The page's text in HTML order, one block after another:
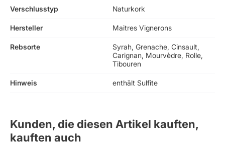
Verschlusstyp Naturkork
Hersteller Maitres Vignerons
Rebsorte
Syrah, Grenache, Cinsault,
Carignan, Mourvèdre, Rolle,
Tibouren
Hinweis enthält Sulfite
Kunden, die diesen Artikel kauften,
kauften auch